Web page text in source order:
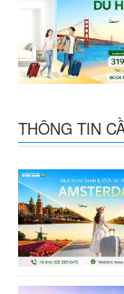
THÔNG TIN